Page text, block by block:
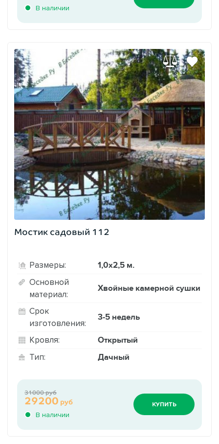
В наличии
Мостик садовый 112
Размеры: 1,0х2,5 м.
Основной
материал:
Хвойные камерной сушки
Срок
изготовления:
3-5 недель
Кровля: Открытый
Тип: Дачный
В наличии
29200 руб
31000 руб
КУПИТЬ